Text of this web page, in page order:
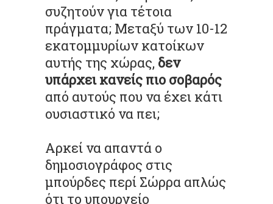
συζητούν για τέτοια
πράγματα; Μεταξύ των 10-12
εκατομμυρίων κατοίκων
αυτής της χώρας, δεν
υπάρχει κανείς πιο σοβαρός
από αυτούς που να έχει κάτι
ουσιαστικό να πει;
Αρκεί να απαντά ο
δημοσιογράφος στις
μπούρδες περί Σώρρα απλώς
ότι το υπουργείο